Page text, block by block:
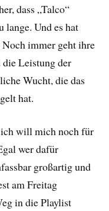
dass „Talco“
lange. Und es hat
Noch immer geht ihre
Leistung der
Wucht, die das
hat.
will mich noch für
wer dafür
großartig und
am Freitag
in die Playlist